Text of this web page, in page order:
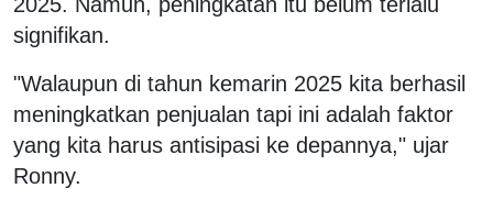
signifikan.
"Walaupun di tahun kemarin 2025 kita berhasil
meningkatkan penjualan tapi ini adalah faktor
yang kita harus antisipasi ke depannya," ujar
Ronny.